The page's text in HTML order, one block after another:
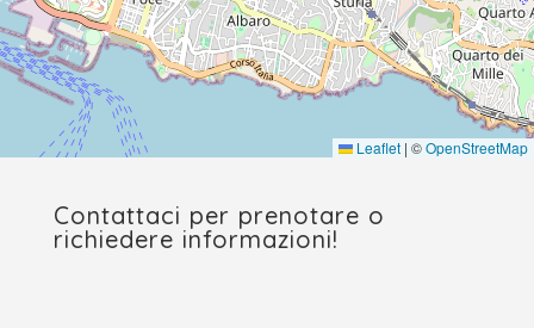
Contattaci per prenotare o
richiedere informazioni!
Leaflet | ©OpenStreetMap